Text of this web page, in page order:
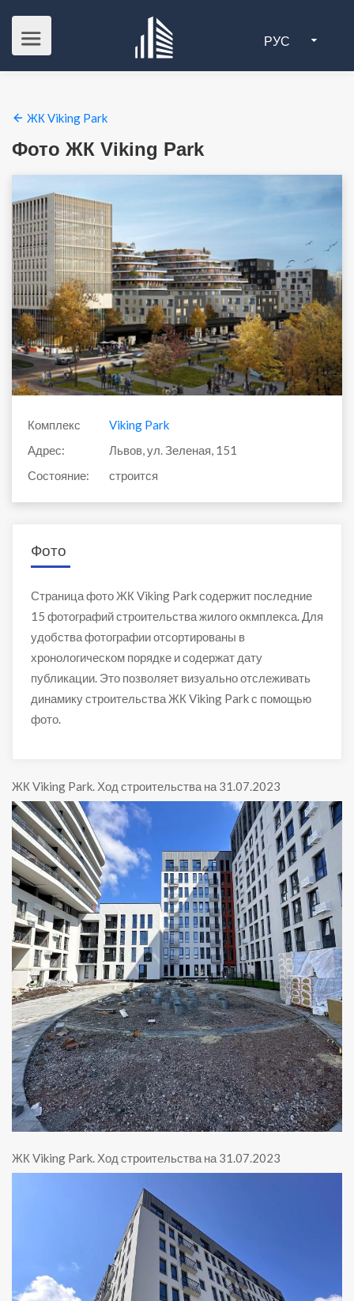
РУС
ЖК Viking Park
Фото ЖК Viking Park
Комплекс
Viking Park
Адрес:
Львов, ул. Зеленая, 151
Состояние:
строится
Фото
Страница фото ЖК Viking Park содержит последние
15 фотографий строительства жилого окмплекса. Для
удобства фотографии отсортированы в
хронологическом порядке и содержат дату
публикации. Это позволяет визуально отслеживать
динамику строительства ЖК Viking Park с помощью
фото.
ЖК Viking Park. Ход строительства на 31.07.2023
ЖК Viking Park. Ход строительства на 31.07.2023